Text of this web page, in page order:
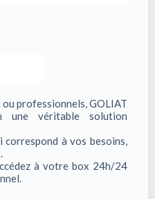
professionnels, GOLIAT
une véritable solution
correspond à vos besoins,
à votre box 24h/24